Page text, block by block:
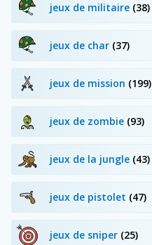
jeux de militaire (38)
jeux de char (37)
jeux de mission (199)
jeux de zombie (93)
jeux de la jungle (43)
jeux de pistolet (47)
jeux de sniper (25)